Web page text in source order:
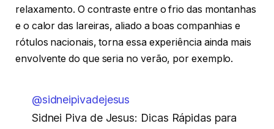
relaxamento. O contraste entre o frio das montanhas
e o calor das lareiras, aliado a boas companhias e
rótulos nacionais, torna essa experiência ainda mais
envolvente do que seria no verão, por exemplo.
@sidneipivadejesus
Sidnei Piva de Jesus: Dicas Rápidas para